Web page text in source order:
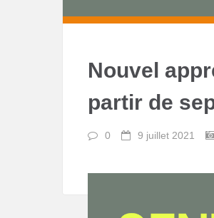
Nouvel
partir de
0 9 juillet 2021